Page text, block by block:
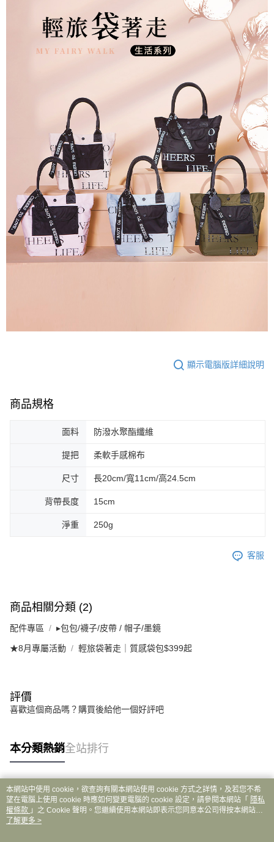
顯示電腦版詳細說明
商品規格
面料 防潑水聚酯纖維
提把 柔軟手感棉布
尺寸 長20cm/寬11cm/高24.5cm
背帶長度 15cm
淨重 250g
客服
商品相關分類 (2)
配件專區 ▸包包/襪子/皮帶 / 帽子/墨鏡
★8月專屬活動 輕旅袋著走｜質感袋包$399起
評價
喜歡這個商品嗎？購買後給他一個好評吧
本分類熱銷全站排行
熱門標籤
本網站中使用 cookie，欲查詢有關本網站使用 cookie 方式之詳情，及若您不希
望在電腦上使用 cookie 時應如何變更電腦的 cookie 設定，請參閱本網站「 隱私
權條款 」之 Cookie 聲明。您繼續使用本網站即表示您同意本公司得按本網站使
用條款之 Cookie 聲明使用 cookie。
了解更多 >